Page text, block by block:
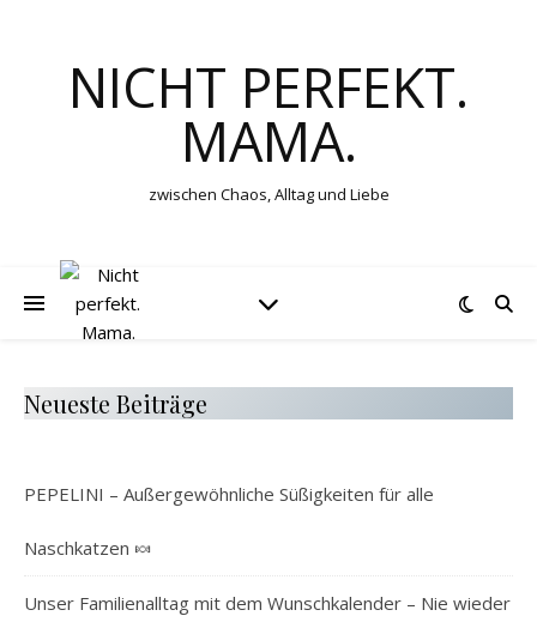
NICHT PERFEKT.
MAMA.
zwischen Chaos, Alltag und Liebe
Neueste Beiträge
PEPELINI – Außergewöhnliche Süßigkeiten für alle
Naschkatzen 🍬
Unser Familienalltag mit dem Wunschkalender – Nie wieder